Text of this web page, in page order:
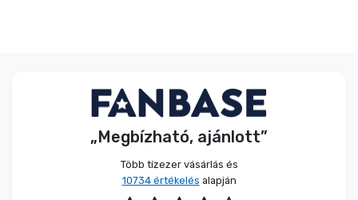
„Megbízható, ajánlott”
Több tízezer vásárlás és
10734 értékelés alapján
Terméktípusok